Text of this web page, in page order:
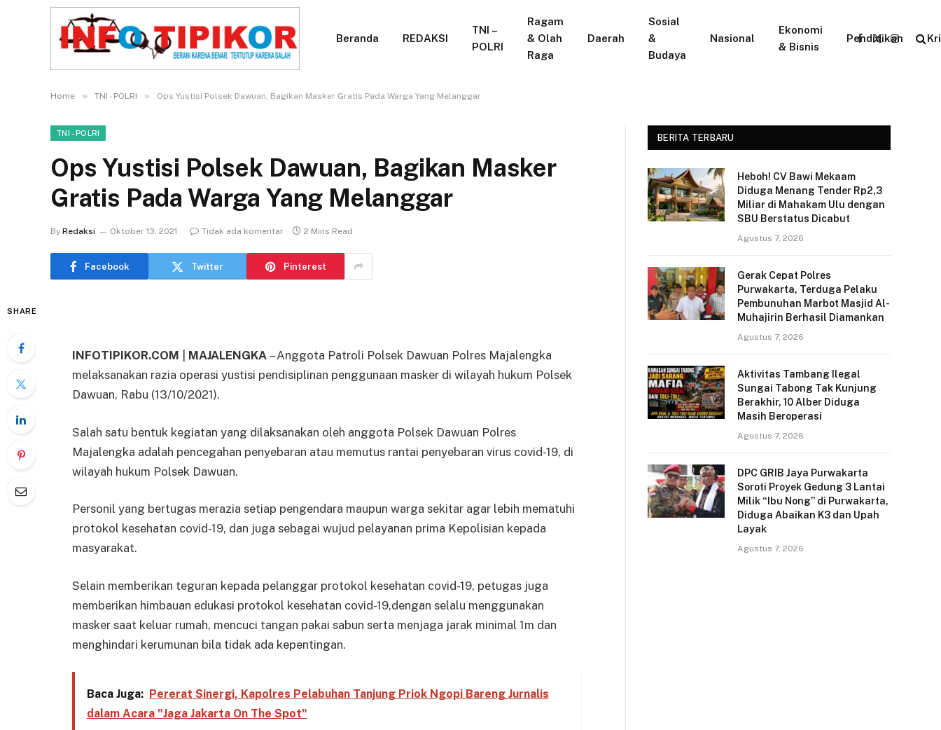
Beranda REDAKSI
TNI –
POLRI
Ragam
& Olah
Raga
Daerah
Sosial
&
Budaya
Nasional
Ekonomi
& Bisnis
Pendidikan
Facebook
X
Instagram
Home » TNI - POLRI » Ops Yustisi Polsek Dawuan, Bagikan Masker Gratis Pada Warga Yang Melanggar
TNI - POLRI
Ops Yustisi Polsek Dawuan, Bagikan Masker
Gratis Pada Warga Yang Melanggar
By Redaksi Oktober 13, 2021 Tidak ada komentar 2 Mins Read
Facebook Twitter Pinterest
SHARE
INFOTIPIKOR.COM MAJALENGKA – Anggota Patroli Polsek Dawuan Polres Majalengka
melaksanakan razia operasi yustisi pendisiplinan penggunaan masker di wilayah hukum Polsek
Dawuan, Rabu (13/10/2021).
Salah satu bentuk kegiatan yang dilaksanakan oleh anggota Polsek Dawuan Polres
Majalengka adalah pencegahan penyebaran atau memutus rantai penyebaran virus covid-19, di
wilayah hukum Polsek Dawuan.
Personil yang bertugas merazia setiap pengendara maupun warga sekitar agar lebih mematuhi
protokol kesehatan covid-19, dan juga sebagai wujud pelayanan prima Kepolisian kepada
masyarakat.
Selain memberikan teguran kepada pelanggar protokol kesehatan covid-19, petugas juga
memberikan himbauan edukasi protokol kesehatan covid-19,dengan selalu menggunakan
masker saat keluar rumah, mencuci tangan pakai sabun serta menjaga jarak minimal 1m dan
menghindari kerumunan bila tidak ada kepentingan.
Baca Juga: Pererat Sinergi, Kapolres Pelabuhan Tanjung Priok Ngopi Bareng Jurnalis
dalam Acara "Jaga Jakarta On The Spot"
BERITA TERBARU
Heboh! CV Bawi Mekaam
Diduga Menang Tender Rp2,3
Miliar di Mahakam Ulu dengan
SBU Berstatus Dicabut
Agustus 7, 2026
Gerak Cepat Polres
Purwakarta, Terduga Pelaku
Pembunuhan Marbot Masjid Al-
Muhajirin Berhasil Diamankan
Agustus 7, 2026
Aktivitas Tambang Ilegal
Sungai Tabong Tak Kunjung
Berakhir, 10 Alber Diduga
Masih Beroperasi
Agustus 7, 2026
DPC GRIB Jaya Purwakarta
Soroti Proyek Gedung 3 Lantai
Milik “Ibu Nong” di Purwakarta,
Diduga Abaikan K3 dan Upah
Layak
Agustus 7, 2026